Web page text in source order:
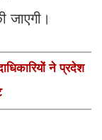
ने प्रदेश